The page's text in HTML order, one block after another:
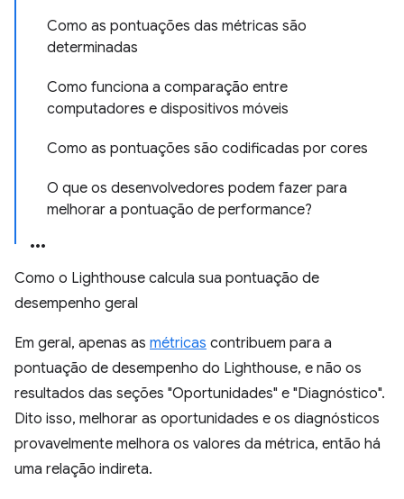
Como as pontuações das métricas são
determinadas
Como funciona a comparação entre
computadores e dispositivos móveis
Como as pontuações são codificadas por cores
O que os desenvolvedores podem fazer para
melhorar a pontuação de performance?
Como o Lighthouse calcula sua pontuação de
desempenho geral
Em geral, apenas as métricas contribuem para a
pontuação de desempenho do Lighthouse, e não os
resultados das seções "Oportunidades" e "Diagnóstico".
Dito isso, melhorar as oportunidades e os diagnósticos
provavelmente melhora os valores da métrica, então há
uma relação indireta.